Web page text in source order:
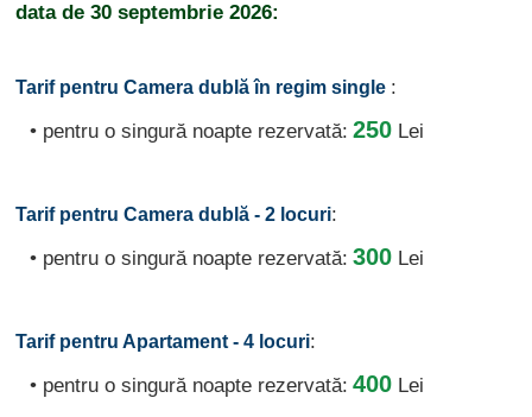
data de 30 septembrie 2026:
Tarif pentru Camera dublă în regim single :
• pentru o singură noapte rezervată: 250 Lei
Tarif pentru Camera dublă - 2 locuri:
• pentru o singură noapte rezervată: 300 Lei
Tarif pentru Apartament - 4 locuri:
• pentru o singură noapte rezervată: 400 Lei